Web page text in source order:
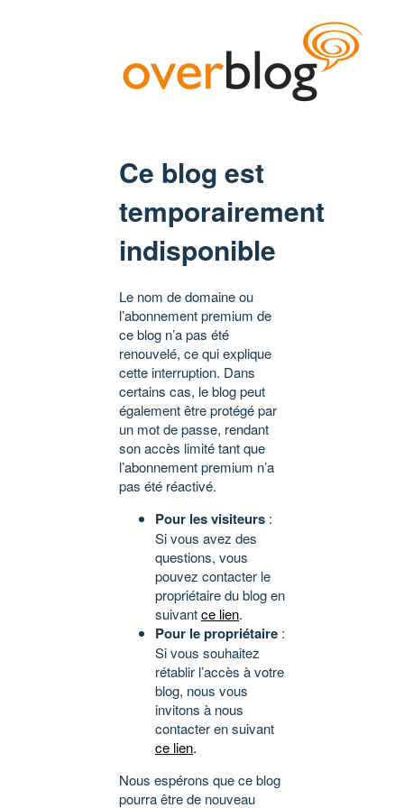
Ce blog est
temporairement
indisponible
Le nom de domaine ou
l’abonnement premium de
ce blog n’a pas été
renouvelé, ce qui explique
cette interruption. Dans
certains cas, le blog peut
également être protégé par
un mot de passe, rendant
son accès limité tant que
l’abonnement premium n’a
pas été réactivé.
Pour les visiteurs :
Si vous avez des
questions, vous
pouvez contacter le
propriétaire du blog en
suivantce lien.
Pour le propriétaire :
Si vous souhaitez
rétablir l’accès à votre
blog, nous vous
invitons à nous
contacter en suivant
ce lien.
Nous espérons que ce blog
pourra être de nouveau